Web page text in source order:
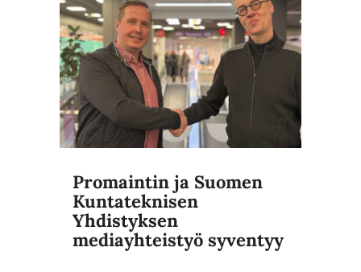
Promaintin ja Suomen
Kuntateknisen
Yhdistyksen
mediayhteistyö syventyy